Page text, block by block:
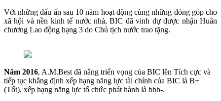
Với những dấu ấn sau 10 năm hoạt động cùng những đóng góp cho
xã hội và nền kinh tế nước nhà, BIC đã vinh dự được nhận Huân
chương Lao động hạng 3 do Chủ tịch nước trao tặng.
Năm 2016, A.M.Best đã nâng triển vọng của BIC lên Tích cực và
tiếp tục khẳng định xếp hạng năng lực tài chính của BIC là B+
(Tốt), xếp hạng năng lực tổ chức phát hành là bbb-.